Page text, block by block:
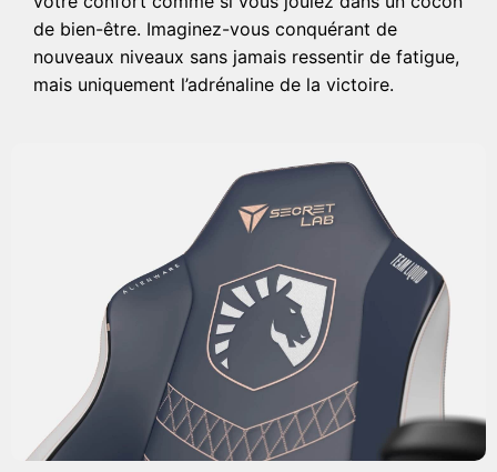
de bien-être. Imaginez-vous conquérant de
nouveaux niveaux sans jamais ressentir de fatigue,
mais uniquement l’adrénaline de la victoire.